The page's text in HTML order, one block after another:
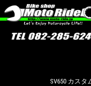
SV650 カスタム